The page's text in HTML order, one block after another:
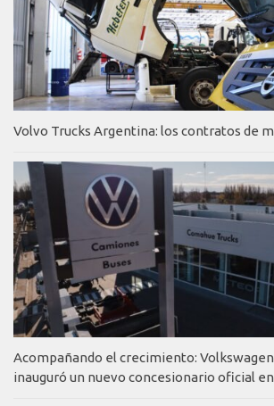
Volvo Trucks Argentina: los contratos de
Acompañando el crecimiento: Volkswagen
inauguró un nuevo concesionario oficial